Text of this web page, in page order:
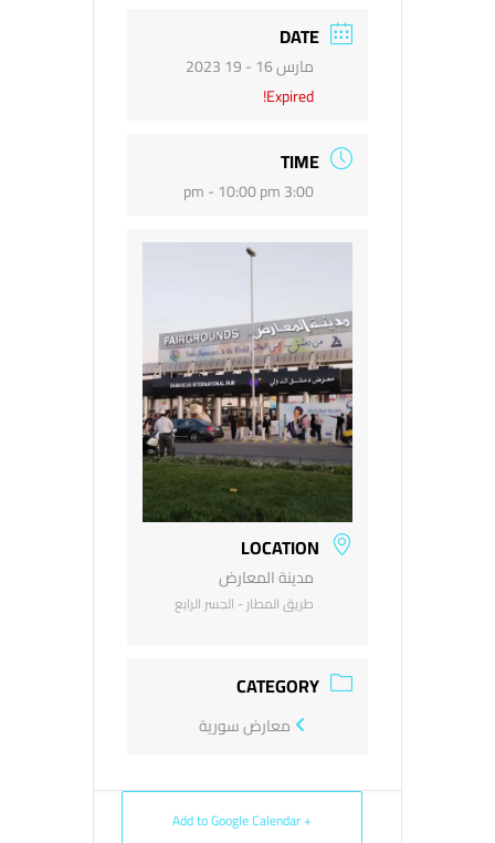
DATE
مارس 16 - 19 2023
Expired!
TIME
3:00 pm - 10:00 pm
LOCATION
مدينة المعارض
طريق المطار - الجسر الرابع
CATEGORY
معارض سورية
+ Add to Google Calendar